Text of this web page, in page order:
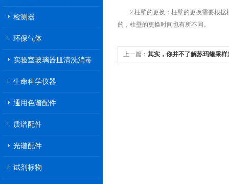
检测器
环保气体
实验室玻璃器皿清洗消毒
生命科学仪器
通用色谱配件
质谱配件
光谱配件
试剂标物
2.柱壁的更换：柱壁的更换需要根据
的，柱壁的更换时间也有所不同。
上一篇： 其实，你并不了解苏玛罐采样